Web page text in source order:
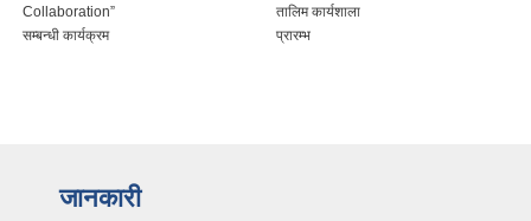
Collaboration”
सम्बन्धी कार्यक्रम
तालिम कार्यशाला
प्रारम्भ
जानकारी